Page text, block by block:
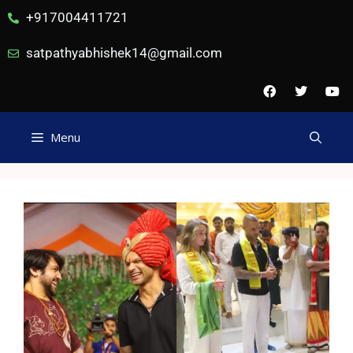
+917004411721
satpathyabhishek14@gmail.com
Menu